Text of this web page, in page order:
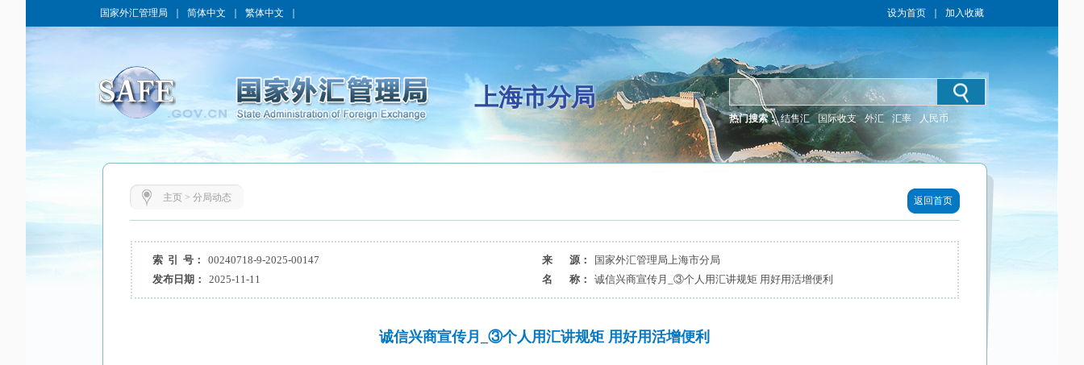
国家外汇管理局 简体中文 繁体中文 设为首页 加入收藏
上海市分局
热门搜索： 结售汇 国际收支 外汇 汇率 人民币
主页> 分局动态 返回首页
索 引 号： 00240718-9-2025-00147 来 源：
国家外汇管理局上海市分局
发布日期：
2025-11-11 名 称： 诚信兴商宣传月_③个人用汇讲规矩 用好用活增便利
诚信兴商宣传月_③个人用汇讲规矩 用好用活增便利